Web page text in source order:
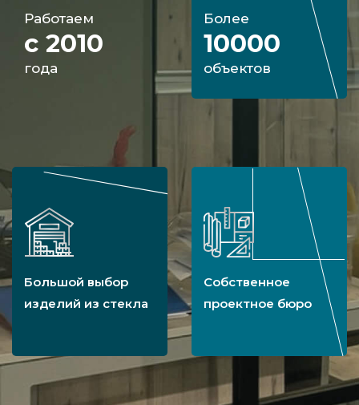
Работаем
с 2010
года
Более
10000
объектов
Большой выбор
изделий из стекла
Собственное
проектное бюро